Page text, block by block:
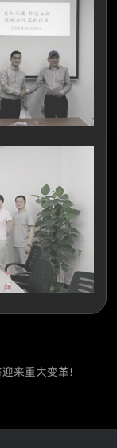
来重大变革!